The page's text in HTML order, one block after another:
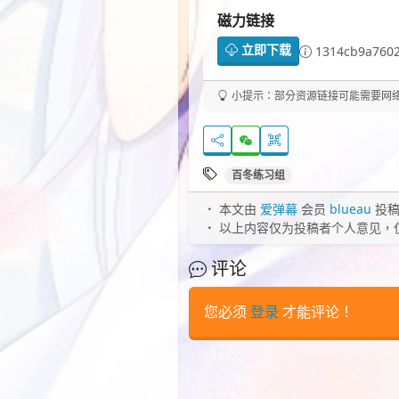
磁力链接
立即下载
小提示：部分资源链接可能需要
百冬练习组
本文由 爱弹幕 会员 blueau 投
以上内容仅为投稿者个人意见
评论
您必须 登录 才能评论！